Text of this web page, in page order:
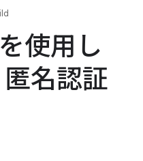
使用し
名認証